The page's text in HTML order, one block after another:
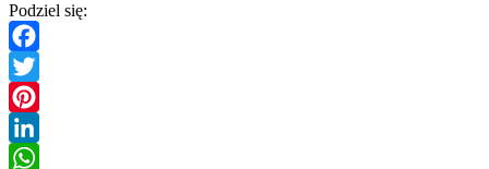
Podziel się:
Facebook
Twitter
Pinterest
LinkedIn